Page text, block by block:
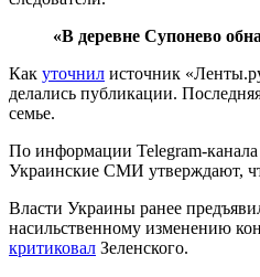
«В деревне Супонево
Как уточнил источник
делались публикации.
семье.
По информации Telegram-канала
Украинские СМИ утверждают,
Власти Украины ранее
насильственному изменению
критиковал Зеленского.